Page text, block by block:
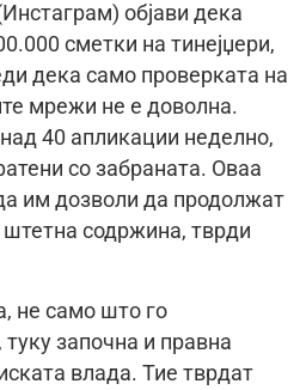
објави дека
сметки на тинејџери,
дека само проверката на
мрежи не е доволна.
40 апликации неделно,
со забраната. Оваа
им дозволи да продолжат
содржина, тврди
не само што го
започна и правна
влада. Тие тврдат